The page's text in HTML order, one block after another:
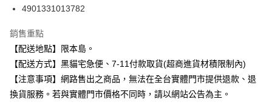
Apple Pay
街口支付
悠遊付
Google Pay
全盈+PAY
4901331013782
銷售重點
【配送地點】限本島。
【配送方式】黑貓宅急便、7-11付款取貨(超商進貨材積限制內)
【注意事項】網路售出之商品，無法在全台實體門市提供退款、退
換貨服務。若與實體門市價格不同時，請以網站公告為主。